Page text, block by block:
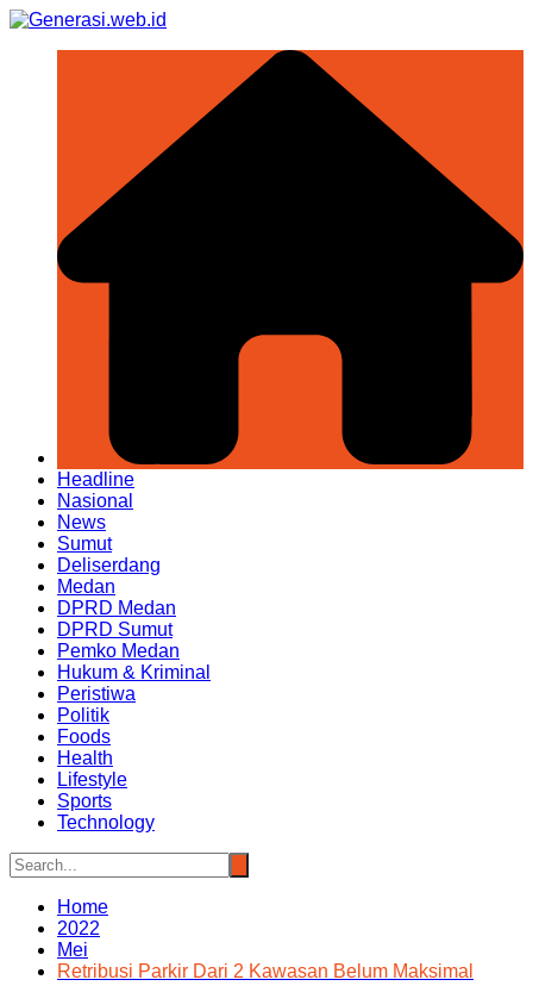
Skip
Headline
Nasional
News
Sumut
Deliserdang
Medan
DPRD Medan
DPRD Sumut
Pemko Medan
Hukum & Kriminal
Peristiwa
Politik
Foods
Health
Lifestyle
Sports
Technology
Home
2022
Mei
Retribusi Parkir Dari 2 Kawasan Belum Maksimal